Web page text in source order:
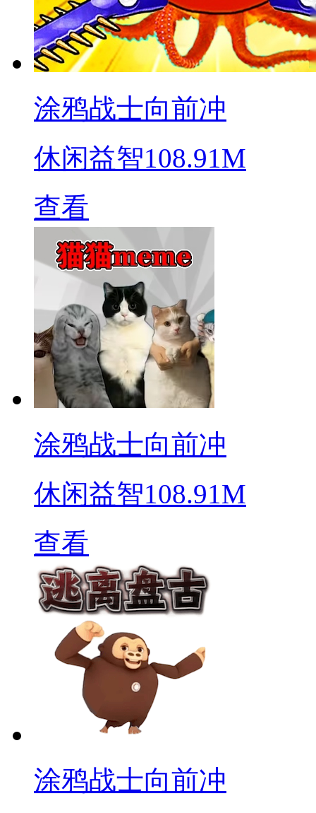
涂鸦战士向前冲
休闲益智108.91M
查看
涂鸦战士向前冲
休闲益智108.91M
查看
涂鸦战士向前冲